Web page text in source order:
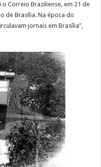
Correio Braziliense, em 21 de
de Brasília. Na época do
jornais em Brasília”,